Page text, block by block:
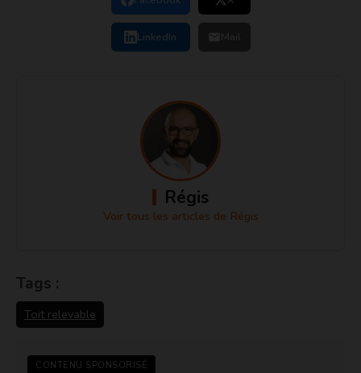
LinkedIn
Régis
Voir tous les articles de Régis
Tags :
Toit relevable
CONTENU SPONSORISÉ